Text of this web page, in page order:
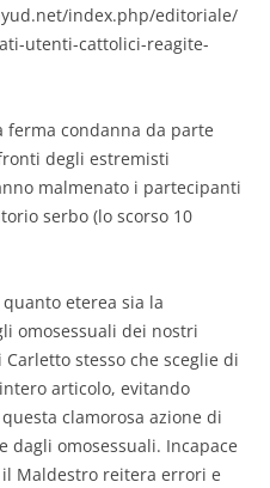
index.php/editoriale/
utenti-cattolici-reagite-
ferma condanna da parte
degli estremisti
malmenato i partecipanti
serbo (lo scorso 10
eterea sia la
omosessuali dei nostri
stesso che sceglie di
articolo, evitando
clamorosa azione di
dagli omosessuali. Incapace
Maldestro reitera errori e